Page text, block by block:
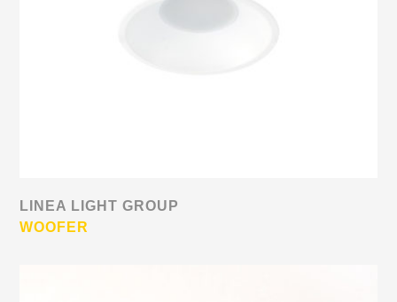
LINEA LIGHT GROUP
WOOFER